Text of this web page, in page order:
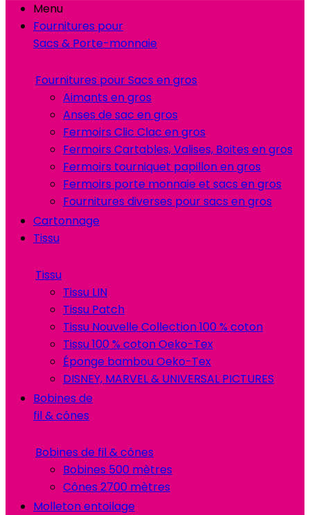
Menu
Fournitures pour
Sacs & Porte-monnaie
Fournitures pour Sacs en gros
Aimants en gros
Anses de sac en gros
Fermoirs Clic Clac en gros
Fermoirs Cartables, Valises, Boites en gros
Fermoirs tourniquet papillon en gros
Fermoirs porte monnaie et sacs en gros
Fournitures diverses pour sacs en gros
Cartonnage
Tissu
Tissu
Tissu LIN
Tissu Patch
Tissu Nouvelle Collection 100 % coton
Tissu 100 % coton Oeko-Tex
Éponge bambou Oeko-Tex
DISNEY, MARVEL & UNIVERSAL PICTURES
Bobines de
fil & cônes
Bobines de fil & cônes
Bobines 500 mètres
Cônes 2700 mètres
Molleton entoilage